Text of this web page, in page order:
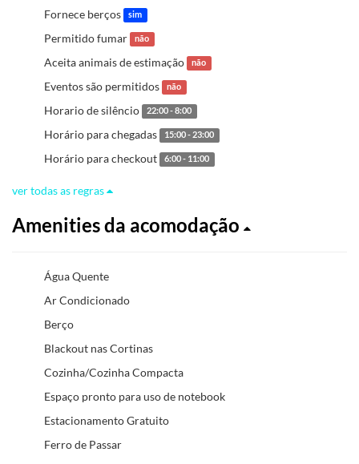
Fornece berços sim
Permitido fumar não
Aceita animais de estimação não
Eventos são permitidos não
Horario de silêncio 22:00 - 8:00
Horário para chegadas 15:00 - 23:00
Horário para checkout 6:00 - 11:00
ver todas as regras
Amenities da acomodação
Água Quente
Ar Condicionado
Berço
Blackout nas Cortinas
Cozinha/Cozinha Compacta
Espaço pronto para uso de notebook
Estacionamento Gratuito
Ferro de Passar